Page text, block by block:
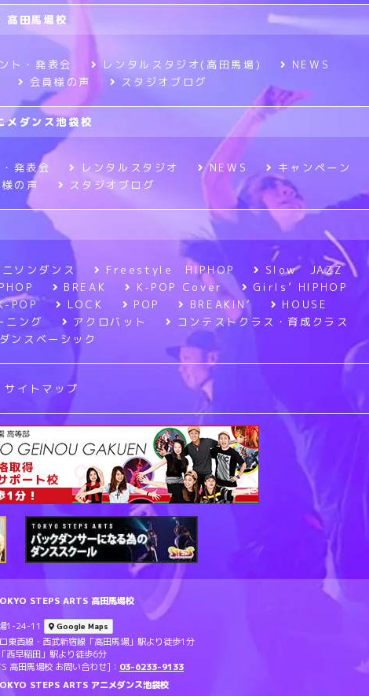
田馬場校
ト・発表会 レンタルスタジオ(高田馬場)
NEWS
会員様の声 スタジオブログ
ダンス池袋校
発表会 レンタルスタジオ NEWS
キャンペーン
の声 スタジオブログ
ソンダンス Freestyle HIPHOP
Slow JAZZ
BREAK K-POP Cover
Girls’ HIPHOP
POP LOCK POP BREAKIN’
HOUSE
ニング アクロバット
コンテストクラス・育成クラス
ダンスベーシック
サイトマップ
STEPS ARTS 高田馬場校
1-24-11
Google Maps
東西線・西武新宿線「高田馬場」駅より徒歩1分
西早稲田」駅より徒歩6分
高田馬場校 お問い合わせ]： 03-6233-9133
STEPS ARTS アニメダンス池袋校